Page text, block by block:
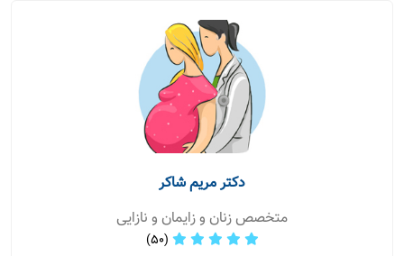
دکتر مریم شاکر
متخصص زنان و زایمان و نازایی
(50)